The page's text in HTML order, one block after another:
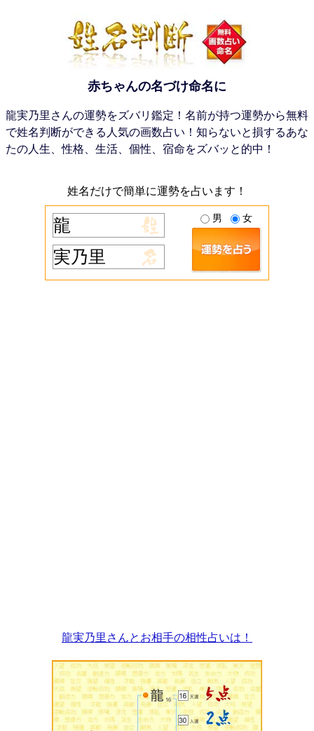
赤ちゃんの名づけ命名に
龍実乃里さんの運勢をズバリ鑑定！名前が持つ運勢から無料
で姓名判断ができる人気の画数占い！知らないと損するあな
たの人生、性格、生活、個性、宿命をズバッと的中！
姓名だけで簡単に運勢を占います！
男 女
龍実乃里さんとお相手の相性占いは！